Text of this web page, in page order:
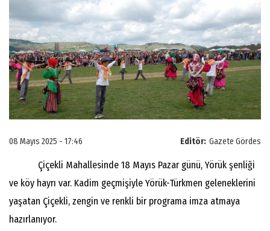
Editör: Gazete Gördes
08 Mayıs 2025 - 17:46
Çiçekli Mahallesinde 18 Mayıs Pazar günü, Yörük şenliği
ve köy hayrı var. Kadim geçmişiyle Yörük-Türkmen geleneklerini
yaşatan Çiçekli, zengin ve renkli bir programa imza atmaya
hazırlanıyor.